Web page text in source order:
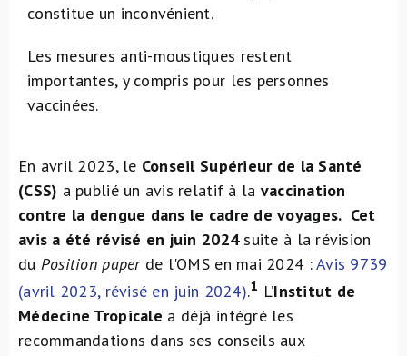
constitue un inconvénient.
Les mesures anti-moustiques restent
importantes, y compris pour les personnes
vaccinées.
En avril 2023, le Conseil Supérieur de la Santé
(CSS) a publié un avis relatif à la vaccination
contre la dengue dans le cadre de voyages. Cet
avis a été révisé en juin 2024suite à la révision
du Position paper de l'OMS en mai 2024 :Avis 9739
(avril 2023, révisé en juin 2024).1 L’Institut de
Médecine Tropicale a déjà intégré les
recommandations dans ses conseils aux